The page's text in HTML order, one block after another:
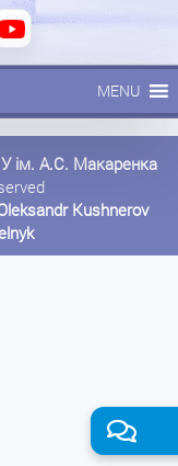
MENU
ім. А.С. Макаренка
Kushnerov